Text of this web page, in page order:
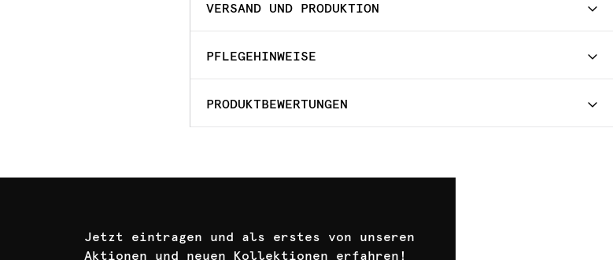
VERSAND UND PRODUKTION
PFLEGEHINWEISE
PRODUKTBEWERTUNGEN
Jetzt eintragen und als erstes von unseren
Aktionen und neuen Kollektionen erfahren!